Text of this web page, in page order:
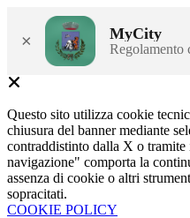
× MyCity
Regolamento
Questo sito utilizza cookie
chiusura del banner mediante
contraddistinto dalla X o
navigazione" comporta la
assenza di cookie o altri
sopracitati.
COOKIE POLICY